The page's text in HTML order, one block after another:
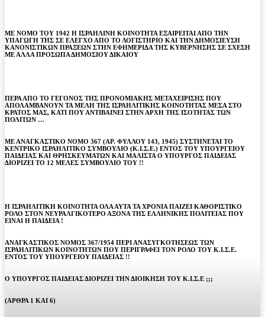
ΜΕ ΝΟΜΟ ΤΟΥ 1942 Η ΙΣΡΑΗΛΙΝΗ ΚΟΙΝΟΤΗΤΑ ΕΞΑΙΡΕΙΤΑΙ ΑΠΟ ΤΗΝ
ΥΠΑΓΩΓΗ ΤΗΣ ΣΕ ΕΛΕΓΧΟ ΑΠΟ ΤΟ ΛΟΓΙΣΤΗΡΙΟ ΚΑΙ ΤΗΝ ΔΗΜΟΣΙΕΥΣΗ
ΚΑΝΟΝΙΣΤΙΚΩΝ ΠΡΑΞΕΩΝ ΣΤΗΝ ΕΦΗΜΕΡΙΔΑ ΤΗΣ ΚΥΒΕΡΝΗΣΗΣ ΣΕ ΣΧΕΣΗ
ΜΕ ΑΛΛΑ ΠΡΟΣΩΠΑ ΔΗΜΟΣΙΟΥ ΔΙΚΑΙΟΥ
ΠΕΡΑ ΑΠΟ ΤΟ ΓΕΓΟΝΟΣ ΤΗΣ ΠΡΟΝΟΜΙΑΚΗΣ ΜΕΤΑΧΕΙΡΙΣΗΣ ΠΟΥ
ΑΠΟΛΑΜΒΑΝΟΥΝ ΤΑ ΜΕΛΗ ΤΗΣ ΙΣΡΑΗΛΙΤΙΚΗΣ ΚΟΙΝΟΤΗΤΑΣ ΜΕΣΑ ΣΤΟ
ΚΡΑΤΟΣ ΜΑΣ, ΚΑΤΙ ΠΟΥ ΑΝΤΙΒΑΙΝΕΙ ΣΤΗΝ ΑΡΧΗ ΤΗΣ ΙΣΟΤΗΤΑΣ ΤΩΝ
ΠΟΛΙΤΩΝ …
ΜΕ ΑΝΑΓΚΑΣΤΙΚΟ ΝΟΜΟ 367 (ΑΡ. ΦΥΛΛΟΥ 143, 1945) ΣΥΣΤΗΝΕΤΑΙ ΤΟ
ΚΕΝΤΡΙΚΟ ΙΣΡΑΗΛΙΤΙΚΟ ΣΥΜΒΟΥΛΙΟ (Κ.Ι.Σ.Ε.) ΕΝΤΟΣ ΤΟΥ ΥΠΟΥΡΓΕΙΟΥ
ΠΑΙΔΕΙΑΣ ΚΑΙ ΘΡΗΣΚΕΥΜΑΤΩΝ ΚΑΙ ΜΑΛΙΣΤΑ Ο ΥΠΟΥΡΓΟΣ ΠΑΙΔΕΙΑΣ
ΔΙΟΡΙΖΕΙ ΤΟ 12 ΜΕΛΕΣ ΣΥΜΒΟΥΛΙΟ ΤΟΥ !!
Η ΙΣΡΑΗΛΙΤΙΚΗ ΚΟΙΝΟΤΗΤΑ ΟΛΑ ΑΥΤΑ ΤΑ ΧΡΟΝΙΑ ΠΑΙΖΕΙ ΚΑΘΟΡΙΣΤΙΚΟ
ΡΟΛΟ ΣΤΟΝ ΝΕΥΡΑΛΓΙΚΟΤΕΡΟ ΑΞΟΝΑ ΤΗΣ ΕΛΛΗΝΙΚΗΣ ΠΟΛΙΤΕΙΑΣ ΠΟΥ
ΕΙΝΑΙ Η ΠΑΙΔΕΙΑ !
ΑΝΑΓΚΑΣΤΙΚΟΣ ΝΟΜΟΣ 367/1954 ΠΕΡΙ ΑΝΑΣΥΓΚΟΤΗΣΕΩΣ ΤΩΝ
ΙΣΡΑΗΛΙΤΙΚΩΝ ΚΟΙΝΟΤΗΤΩΝ ΠΟΥ ΠΕΡΙΓΡΑΦΕΙ ΤΟΝ ΡΟΛΟ ΤΟΥ Κ.Ι.Σ.Ε.
ΕΝΤΟΣ ΤΟΥ ΥΠΟΥΡΓΕΙΟΥ ΠΑΙΔΕΙΑΣ !!
Ο ΥΠΟΥΡΓΟΣ ΠΑΙΔΕΙΑΣ ΔΙΟΡΙΖΕΙ ΤΗΝ ΔΙΟΙΚΗΣΗ ΤΟΥ Κ.Ι.Σ.Ε ;;;
(ΑΡΘΡΑ 1 ΚΑΙ 6)